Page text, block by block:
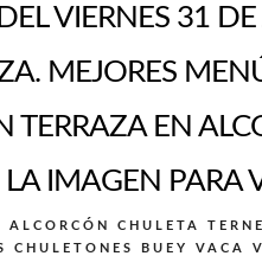
VIERNES 31
MEJORES
EN
IMAGEN PARA
ALCORCÓN
CHULETA
CHULETONES BUEY VACA